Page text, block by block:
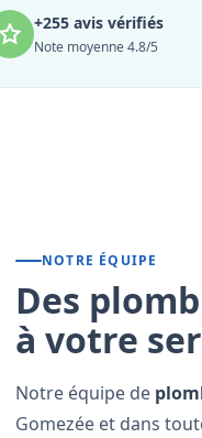
+255 avis vérifiés
Note moyenne 4.8/5
NOTRE ÉQUIPE
Des
à votre
Notre équipe de
Gomezée et dans